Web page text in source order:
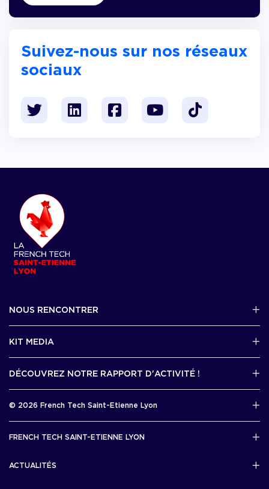
Suivez-nous sur nos réseaux
sociaux
NOUS RENCONTRER
KIT MEDIA
DÉCOUVREZ NOTRE RAPPORT D'ACTIVITÉ !
© 2026 French Tech Saint-Etienne Lyon
Politique de confidentialité
Développement 69pixl
FRENCH TECH SAINT-ETIENNE LYON
ACTUALITÉS